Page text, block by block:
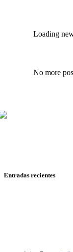
Loading
No more
Entradas recientes